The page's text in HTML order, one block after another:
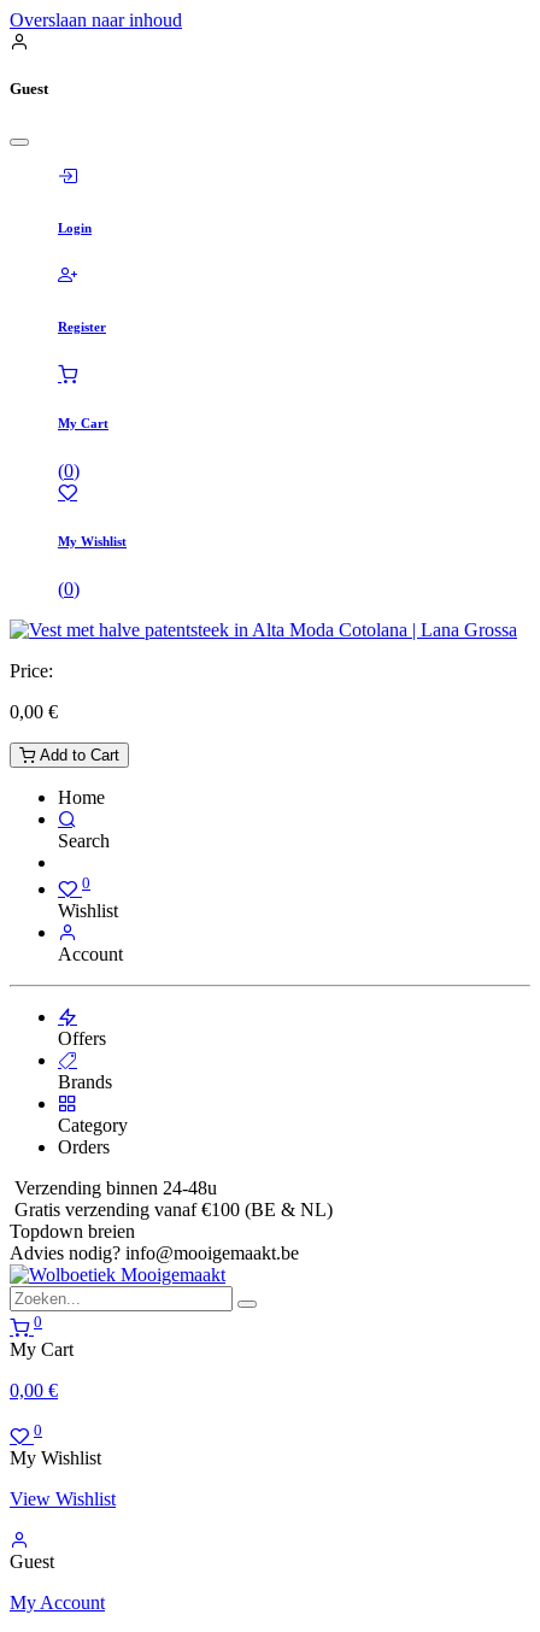
Overslaan naar inhoud
Guest
Login
Register
My Cart
(0)
My Wishlist
(0)
Price:
0,00 €
Add to Cart
Home
Search
0
Wishlist
Account
Offers
Brands
Category
Orders
Verzending binnen 24-48u
Gratis verzending vanaf €100 (BE & NL)
Topdown breien
Advies nodig? info@mooigemaakt.be
0
My Cart
0,00 €
0
My Wishlist
View Wishlist
Guest
My Account